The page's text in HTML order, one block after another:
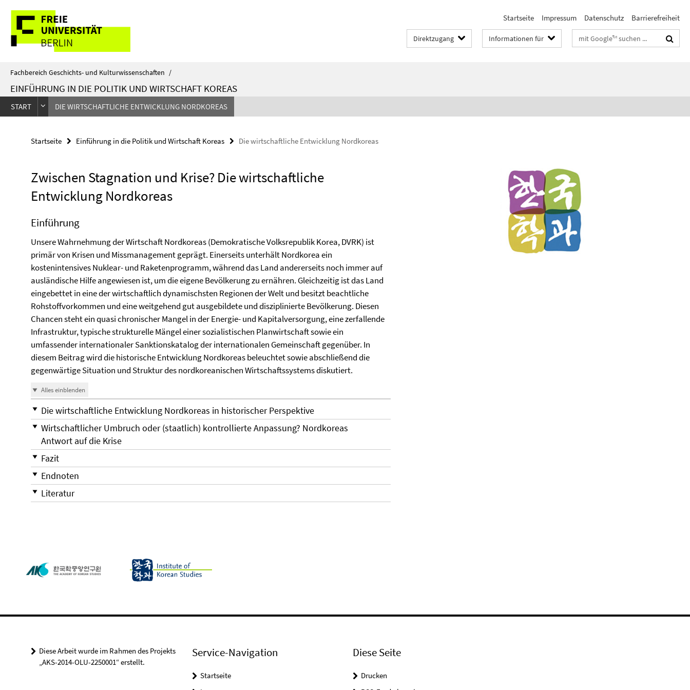
direkt
Inhalt
Service-
Navigation
Startseite Impressum Datenschutz Barrierefreiheit
Direktzugang Informationen für Suchbegriffe
Fachbereich Geschichts- und Kulturwissenschaften /
EINFÜHRUNG IN DIE POLITIK UND WIRTSCHAFT KOREAS
START DIE WIRTSCHAFTLICHE ENTWICKLUNG NORDKOREAS
Startseite Einführung in die Politik und Wirtschaft Koreas Die wirtschaftliche Entwicklung Nordkoreas
Zwischen Stagnation und Krise? Die wirtschaftliche
Entwicklung Nordkoreas
Einführung
Unsere Wahrnehmung der Wirtschaft Nordkoreas (Demokratische Volksrepublik Korea, DVRK) ist
primär von Krisen und Missmanagement geprägt. Einerseits unterhält Nordkorea ein
kostenintensives Nuklear- und Raketenprogramm, während das Land andererseits noch immer auf
ausländische Hilfe angewiesen ist, um die eigene Bevölkerung zu ernähren. Gleichzeitig ist das Land
eingebettet in eine der wirtschaftlich dynamischsten Regionen der Welt und besitzt beachtliche
Rohstoffvorkommen und eine weitgehend gut ausgebildete und disziplinierte Bevölkerung. Diesen
Chancen steht ein quasi chronischer Mangel in der Energie- und Kapitalversorgung, eine zerfallende
Infrastruktur, typische strukturelle Mängel einer sozialistischen Planwirtschaft sowie ein
umfassender internationaler Sanktionskatalog der internationalen Gemeinschaft gegenüber. In
diesem Beitrag wird die historische Entwicklung Nordkoreas beleuchtet sowie abschließend die
gegenwärtige Situation und Struktur des nordkoreanischen Wirtschaftssystems diskutiert.
Alles einblenden
Die wirtschaftliche Entwicklung Nordkoreas in historischer Perspektive
Wirtschaftlicher Umbruch oder (staatlich) kontrollierte Anpassung? Nordkoreas
Antwort auf die Krise
Fazit
Endnoten
Literatur
Diese Arbeit wurde im Rahmen des Projekts
„AKS-2014-OLU-2250001“ erstellt.
Service-Navigation
Startseite
Diese Seite
Drucken